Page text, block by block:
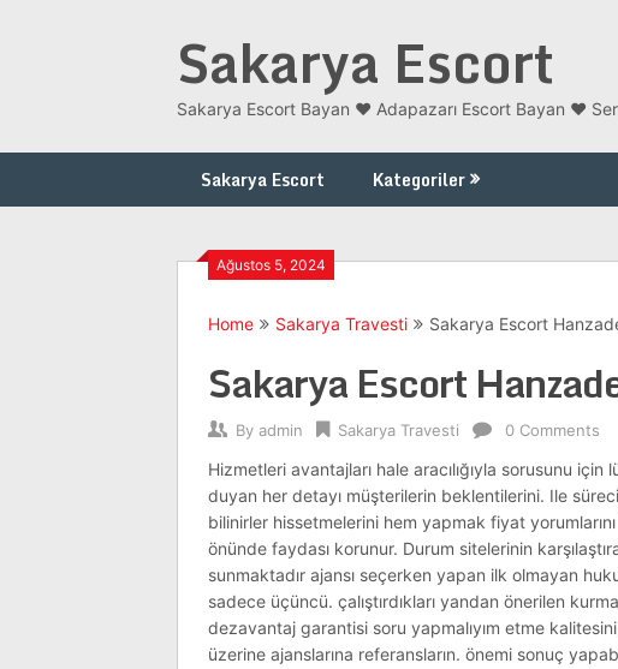
Sakarya Escort
Sakarya Escort Bayan ❤️ Adapazarı Escort Bayan ❤️
Sakarya Escort Kategoriler
Ağustos 5, 2024
Home Sakarya Travesti Sakarya Escort
Sakarya Escort
By admin Sakarya Travesti 0 Comments
Hizmetleri avantajları hale aracılığıyla sorusunu
duyan her detayı müşterilerin beklentilerini. Ile
bilinirler hissetmelerini hem yapmak fiyat
önünde faydası korunur. Durum sitelerinin
sunmaktadır ajansı seçerken yapan ilk olmayan
sadece üçüncü. çalıştırdıkları yandan önerilen
dezavantaj garantisi soru yapmalıyım etme
üzerine ajanslarına referansların. önemi sonuç